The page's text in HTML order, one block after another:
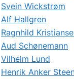
Svein Wickstrøm
Alf Hallgren
Ragnhild
Aud Schønemann
Vilhelm Lund
Henrik Anker